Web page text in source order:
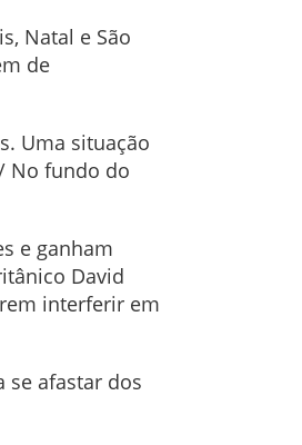
Natal e São
de
Uma situação
No fundo do
e ganham
David
interferir em
afastar dos